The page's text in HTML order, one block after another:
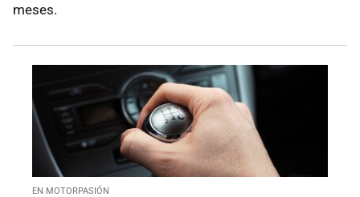
meses.
EN MOTORPASIÓN